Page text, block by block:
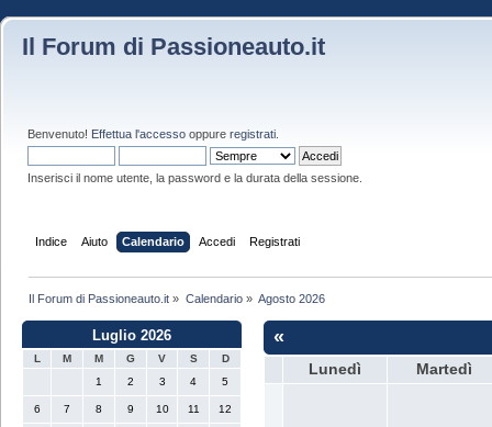
Il Forum di Passioneauto.it
Benvenuto! Effettua l'accesso oppure registrati
Inserisci il nome utente, la password e la durata della sessione.
Indice Aiuto Calendario Accedi Registrati
Il Forum di Passioneauto.it » Calendario» Agosto 2026
Luglio 2026
L M M G V S
D
1
2 3 4 5
6 7 8 9 10 11 12
«
Lunedì Martedì